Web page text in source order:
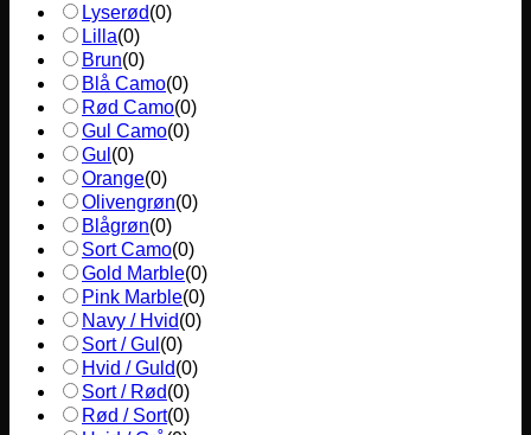
Lyserød(0)
Lilla(0)
Brun(0)
Blå Camo(0)
Rød Camo(0)
Gul Camo(0)
Gul (0)
Orange(0)
Olivengrøn(0)
Blågrøn(0)
Sort Camo(0)
Gold Marble(0)
Pink Marble(0)
Navy / Hvid(0)
Sort / Gul (0)
Hvid / Guld(0)
Sort / Rød(0)
Rød / Sort(0)